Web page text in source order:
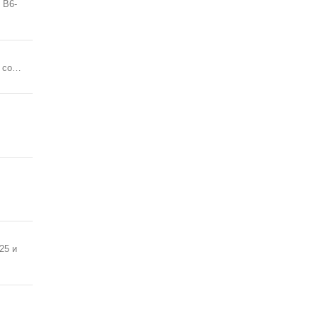
B6-
со…
и